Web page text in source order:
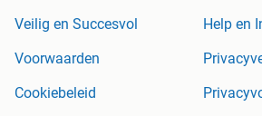
Veilig en Succesvol
Help en
Voorwaarden
Cookiebeleid